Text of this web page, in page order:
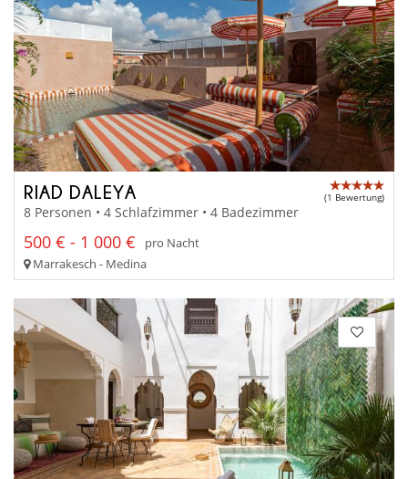
RIAD DALEYA (1 Bewertung)
8 Personen • 4 Schlafzimmer • 4 Badezimmer
500 € - 1 000 €
pro Nacht
Marrakesch - Medina